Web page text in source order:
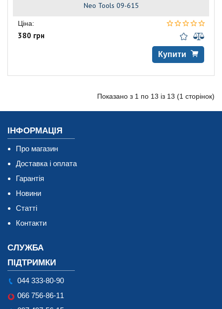
Neo Tools 09-615
Ціна:
380 грн
Купити
Показано з 1 по 13 із 13 (1 сторінок)
ІНФОРМАЦІЯ
Про магазин
Доставка і оплата
Гарантія
Новини
Статті
Контакти
СЛУЖБА
ПІДТРИМКИ
044 333-80-90
066 756-86-11